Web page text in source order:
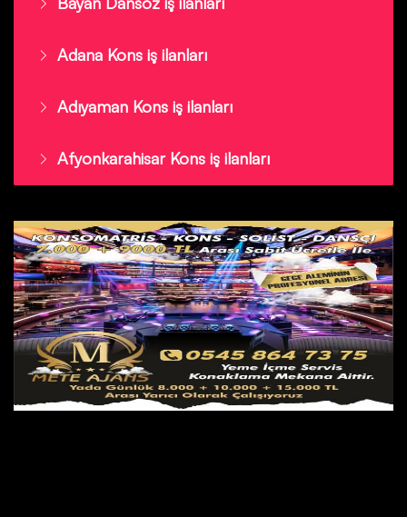
Adana Kons iş ilanları
Adıyaman Kons iş ilanları
Afyonkarahisar Kons iş ilanları